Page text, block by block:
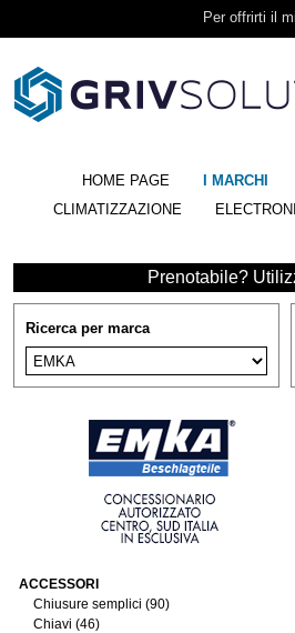
Per offrirti il
HOME PAGE I MARCHI
CLIMATIZZAZIONE
Prenotabile?
Ricerca per marca
ACCESSORI
Chiusure semplici (90)
Chiavi (46)